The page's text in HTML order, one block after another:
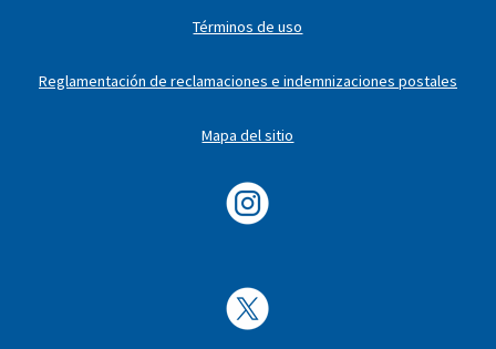
Términos de uso
Reglamentación de reclamaciones e indemnizaciones postales
Mapa del sitio